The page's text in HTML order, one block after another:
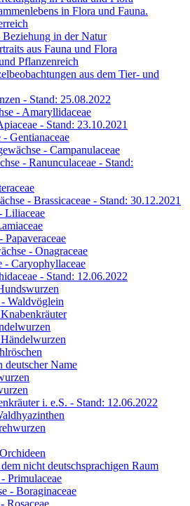
in Flora und Fauna.
in der Natur
aus Fauna und Flora
Pflanzenreich
aus dem Tier- und
- Stand: 25.08.2022
- Amaryllidaceae
- Stand: 23.10.2021
Gentianaceae
- Campanulaceae
- Ranunculaceae - Stand:
- Brassicaceae - Stand: 30.12.2021
Liliaceae
- Onagraceae
- Caryophyllaceae
- Stand: 12.06.2022
Waldvöglein
deutscher Name
i. e.S. - Stand: 12.06.2022
nicht deutschsprachigen Raum
Primulaceae
- Boraginaceae